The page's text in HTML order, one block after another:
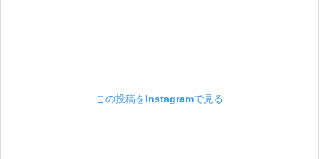
この投稿をInstagramで見る